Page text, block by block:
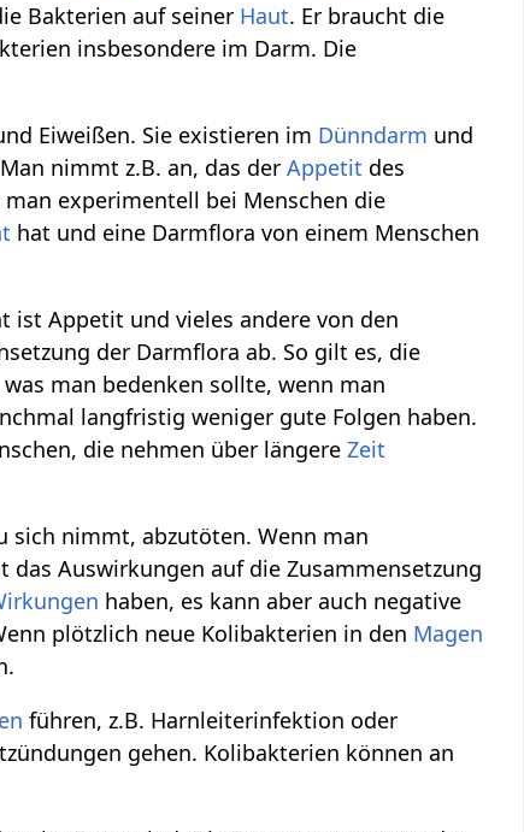
Bakterien auf seiner Haut. Er braucht die
insbesondere im Darm. Die
Eiweißen. Sie existieren im Dünndarm und
nimmt z.B. an, das derAppetit des
experimentell bei Menschen die
hat und eine Darmflora von einem Menschen
Appetit und vieles andere von den
der Darmflora ab. So gilt es, die
man bedenken sollte, wenn man
langfristig weniger gute Folgen haben.
die nehmen über längereZeit
sich nimmt, abzutöten. Wenn man
das Auswirkungen auf die Zusammensetzung
haben, es kann aber auch negative
plötzlich neue Kolibakterien in den Magen
führen, z.B. Harnleiterinfektion oder
gehen. Kolibakterien können an